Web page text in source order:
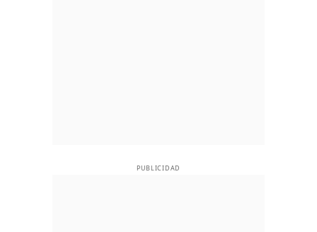
PUBLICIDAD